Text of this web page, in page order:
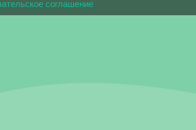
соглашение